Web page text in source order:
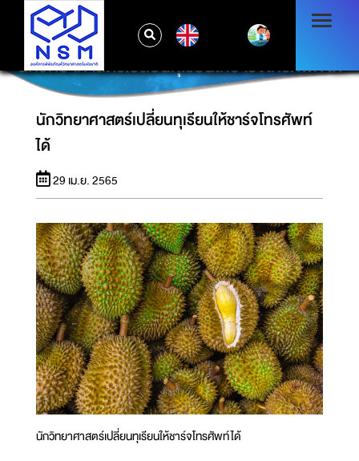
นักวิทยาศาสตร์เปลี่ยนทุเรียนให้ชาร์จโทรศัพท์ได้
นักวิทยาศาสตร์เปลี่ยนทุเรียนให้ชาร์จโทรศัพท์
ได้
29 เม.ย. 2565
นักวิทยาศาสตร์เปลี่ยนทุเรียนให้ชาร์จโทรศัพท์ได้